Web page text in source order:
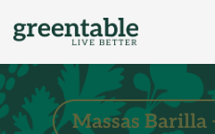
Massas Barilla